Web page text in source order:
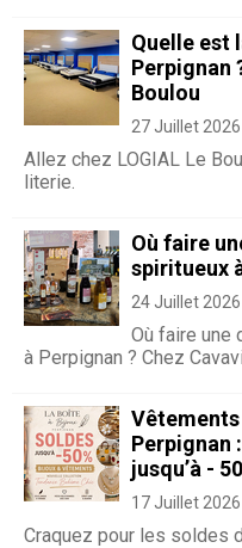
Quelle est
Perpignan
Boulou
27 Juillet 2026
Allez chez LOGIAL Le
literie.
Où faire
spiritueux
24 Juillet 2026
Où faire une
à Perpignan ? Chez
Perpignan
jusqu’à -
17 Juillet 2026
Craquez pour les soldes